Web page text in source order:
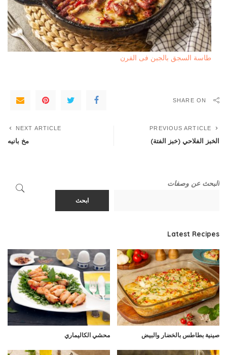
طاسة السجق بالجبن فى الفرن
SHARE ON
PREVIOUS ARTICLE
الخبز الفلاحي (خبز الفتة)
NEXT ARTICLE
مخ بانيه
البحث عن وصفات
ابحث
Latest Recipes
صينية بطاطس بالخضار والبيض محشي الكاليماري